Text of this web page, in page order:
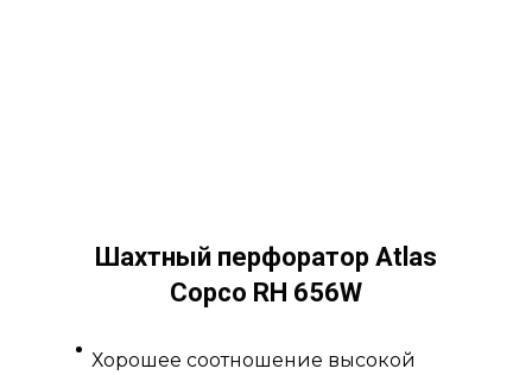
Шахтный перфоратор Atlas
Copco RH 656W
Хорошее соотношение высокой